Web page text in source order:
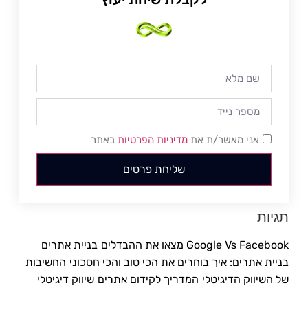
אני מאשר/ת את מדיניות הפרטיות באתר
שליחת פרטים
תגיות
Google Vs Facebook מצאו את ההבדלים
בניית אתרים
בניית אתרים: איך בוחרים את הכי טוב והכי חסכוני החשיבות
של השיווק הדיגיטלי המדריך לקידום אתרים שיווק דיגיטלי